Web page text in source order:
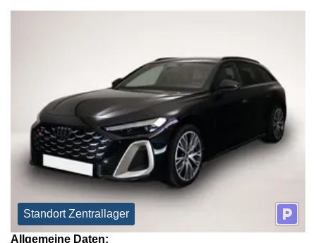
Standort Zentrallager
Allgemeine Daten: